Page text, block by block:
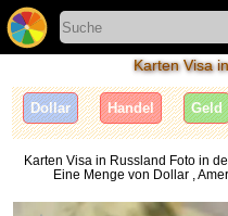
Karten Visa
Dollar Handel Geld
Karten Visa in Russland Foto in
Eine Menge von Dollar ,